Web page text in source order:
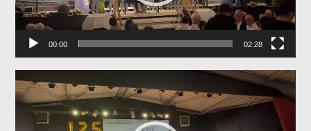
00:00 02:28
Video-
Player